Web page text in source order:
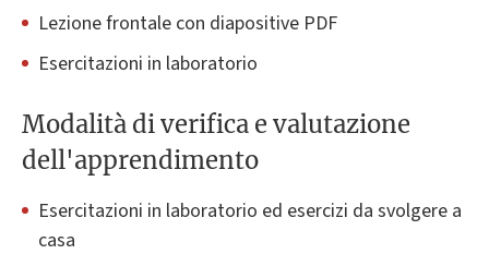
Lezione frontale con diapositive PDF
Esercitazioni in laboratorio
Modalità di verifica e valutazione
dell'apprendimento
Esercitazioni in laboratorio ed esercizi da svolgere a
casa